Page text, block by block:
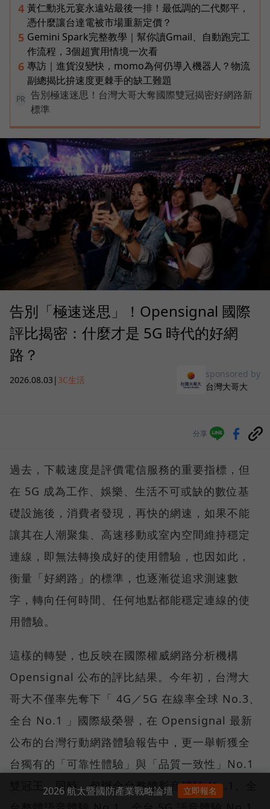
4 黃仁勳兆元宴永遠站最後一排！最低調的二代鄭平，
憑什麼讓台達電被市場重新定價？
5 Gemini Spark完整教學｜幫你讀Gmail、自動跑完工
作流程，3個超實用情境一次看
6 專訪｜進貨沒變快，momo為何仍導入機器人？物流
副總揭比拚速度更棘手的缺工難題
PR
告別極速迷思！台灣大哥大奪國際雙冠揭密好網路新
標準
告別「極速迷思」！Opensignal 國際
評比揭密：什麼才是 5G 時代的好網
路？
2026.08.03 | 3C生活
sponsored by
台灣大哥大
分享
過去，下載速度是評價電信服務的重要指標，但
在 5G 成為工作、娛樂、生活不可或缺的數位基
礎設施後，消費者發現，再快的網速，如果不能
讓其在人潮聚集、高速移動或室內空間維持穩定
連線，即無法轉換成好的使用體驗，也因如此，
衡量「好網路」的標準，也逐漸從追求測速數
字，轉向任何時間、任何地點都能穩定連線的使
用體驗。
這樣的轉變，也反映在國際權威網路分析機構
Opensignal 公布的評比結果。今年初，台灣大
哥大不僅率先奪下「 4G／5G 在線率全球 No.3、
全台 No.1 」國際級榮譽，在 Opensignal 最新
公布的台灣行動網路體驗報告中，更一舉斬獲全
台獨有的「可靠性體驗」與「品質一致性」No.1
雙冠王，同時，包辦全台整體影音體驗 No.1、全
2026 航太暨國防產業戰略論壇 立即報名